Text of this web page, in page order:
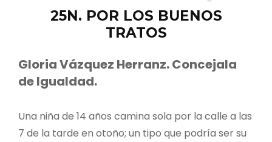
25N. POR LOS BUENOS
TRATOS
Gloria Vázquez Herranz. Concejala
de Igualdad.
Una niña de 14 años camina sola por la calle a las
7 de la tarde en otoño; un tipo que podría ser su